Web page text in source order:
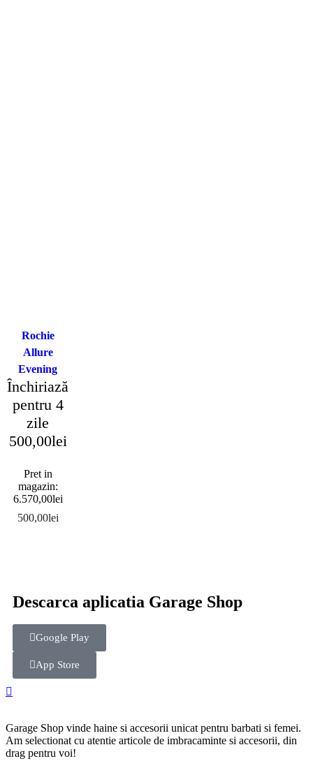
Rochie
Allure
Evening
Închiriază
pentru 4
zile
500,00lei
Pret in
magazin:
6.570,00lei
500,00lei
Descarca aplicatia Garage Shop
Google Play
App Store
Garage Shop vinde haine si accesorii unicat pentru barbati si femei.
Am selectionat cu atentie articole de imbracaminte si accesorii, din
drag pentru voi!